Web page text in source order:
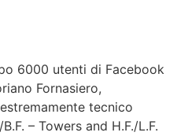
6000 utenti di Facebook
Fornasiero,
tecnico
– Towers and H.F./L.F.